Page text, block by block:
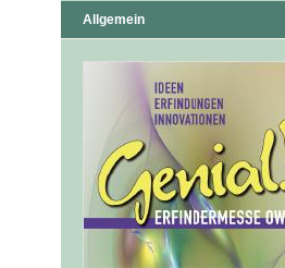
Allgemein